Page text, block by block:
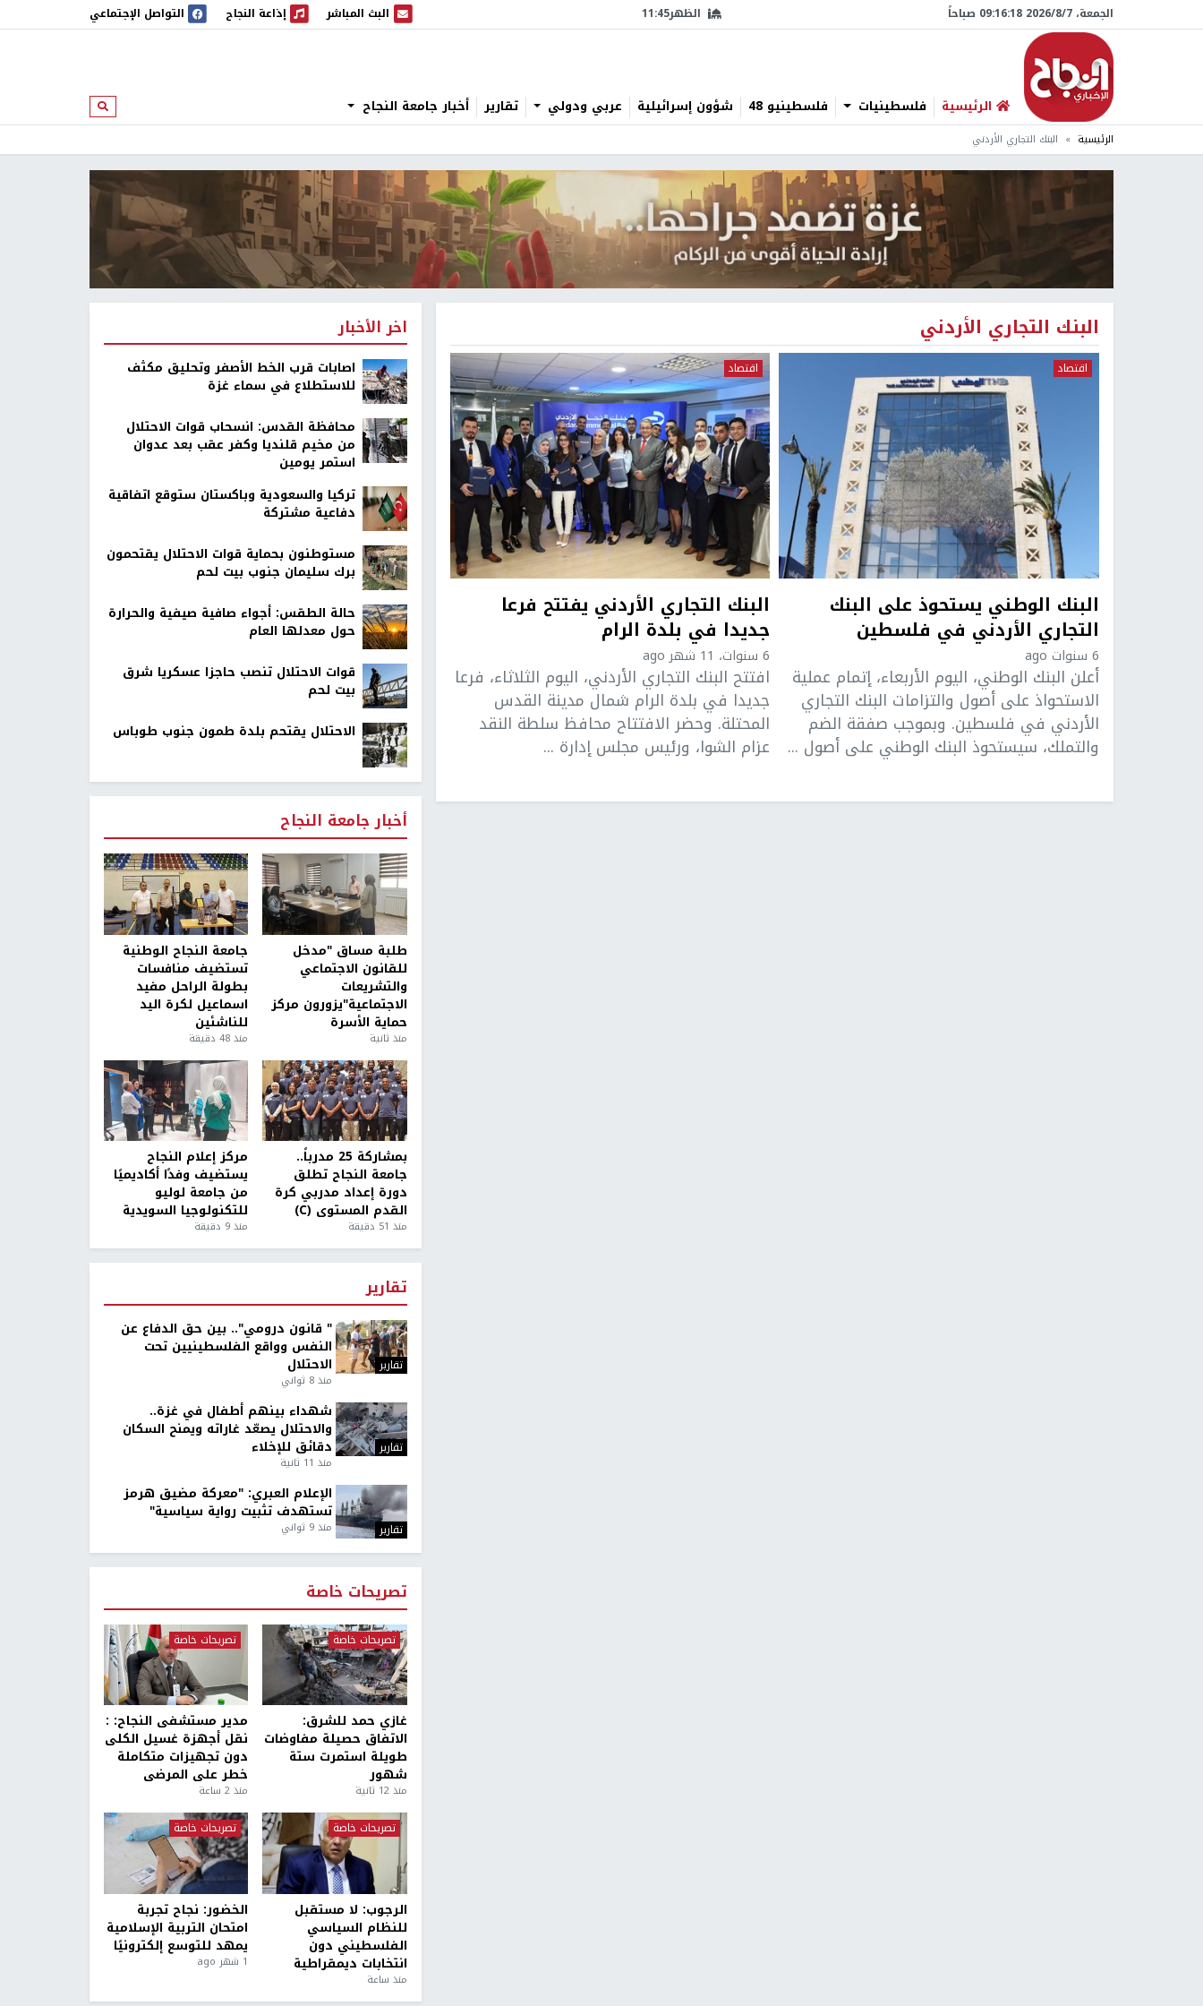
الجمعة، 7/‏8/‏2026 09:16:18 صباحاً الظهر11:45 البث المباشر
البث المباشر إذاعة النجاح
إذاعة النجاح التواصل الإجتماعي
الرئيسية فلسطينيات فلسطينيو 48 شؤون إسرائيلية عربي ودولي تقارير أخبار جامعة النجاح ابحث
الرئيسية البنك التجاري الأردني
البنك التجاري الأردني
اقتصاد
البنك الوطني يستحوذ على البنك
التجاري الأردني في فلسطين
6 سنوات ago
أعلن البنك الوطني، اليوم الأربعاء، إتمام عملية
الاستحواذ على أصول والتزامات البنك التجاري
الأردني في فلسطين. وبموجب صفقة الضم
والتملك، سيستحوذ البنك الوطني على أصول ...
اقتصاد
البنك التجاري الأردني يفتتح فرعا
جديدا في بلدة الرام
6 سنوات، 11 شهر ago
افتتح البنك التجاري الأردني، اليوم الثلاثاء، فرعا
جديدا في بلدة الرام شمال مدينة القدس
المحتلة. وحضر الافتتاح محافظ سلطة النقد
عزام الشوا، ورئيس مجلس إدارة ...
اخر الأخبار
اصابات قرب الخط الأصفر وتحليق مكثف
للاستطلاع في سماء غزة
محافظة القدس: انسحاب قوات الاحتلال
من مخيم قلنديا وكفر عقب بعد عدوان
استمر يومين
تركيا والسعودية وباكستان ستوقع اتفاقية
دفاعية مشتركة
مستوطنون بحماية قوات الاحتلال يقتحمون
برك سليمان جنوب بيت لحم
حالة الطقس: أجواء صافية صيفية والحرارة
حول معدلها العام
قوات الاحتلال تنصب حاجزا عسكريا شرق
بيت لحم
الاحتلال يقتحم بلدة طمون جنوب طوباس
أخبار جامعة النجاح
طلبة مساق "مدخل
للقانون الاجتماعي
والتشريعات
الاجتماعية"يزورون مركز
حماية الأسرة
منذ ثانية
جامعة النجاح الوطنية
تستضيف منافسات
بطولة الراحل مفيد
اسماعيل لكرة اليد
للناشئين
منذ 48 دقيقة
بمشاركة 25 مدرباً..
جامعة النجاح تطلق
دورة إعداد مدربي كرة
القدم المستوى (C)
منذ 51 دقيقة
مركز إعلام النجاح
يستضيف وفدًا أكاديميًا
من جامعة لوليو
للتكنولوجيا السويدية
منذ 9 دقيقة
تقارير
تقارير
" قانون درومي".. بين حق الدفاع عن
النفس وواقع الفلسطينيين تحت
الاحتلال
منذ 8 ثواني
تقارير
شهداء بينهم أطفال في غزة..
والاحتلال يصعّد غاراته ويمنح السكان
دقائق للإخلاء
منذ 11 ثانية
تقارير
الإعلام العبري: "معركة مضيق هرمز
تستهدف تثبيت رواية سياسية"
منذ 9 ثواني
تصريحات خاصة
تصريحات خاصة
غازي حمد للشرق:
الاتفاق حصيلة مفاوضات
طويلة استمرت ستة
شهور
منذ 12 ثانية
تصريحات خاصة
مدير مستشفى النجاح: :
نقل أجهزة غسيل الكلى
دون تجهيزات متكاملة
خطر على المرضى
منذ 2 ساعة
تصريحات خاصة
الرجوب: لا مستقبل
للنظام السياسي
الفلسطيني دون
انتخابات ديمقراطية
منذ ساعة
تصريحات خاصة
الخضور: نجاح تجربة
امتحان التربية الإسلامية
يمهد للتوسع إلكترونيًا
1 شهر ago